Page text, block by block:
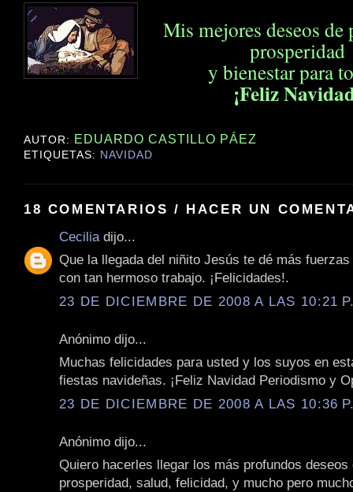
Mis mejores deseos de
prosperidad
y bienestar para
¡Feliz
AUTOR: EDUARDO CASTILLO PÁEZ
ETIQUETAS: NAVIDAD
18 COMENTARIOS / HACER UN
Cecilia dijo...
Que la llegada del niñito Jesús te dé más
con tan hermoso trabajo. ¡Felicidades!.
23 DE DICIEMBRE DE 2008 A LAS 10:21
Anónimo dijo...
Muchas felicidades para usted y los suyos en
fiestas navideñas. ¡Feliz Navidad Periodismo y
23 DE DICIEMBRE DE 2008 A LAS 10:36
Anónimo dijo...
Quiero hacerles llegar los más profundos deseos
prosperidad, salud, felicidad, y mucho pero